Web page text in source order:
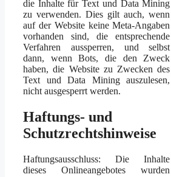
die Inhalte für Text und Data Mining
zu verwenden. Dies gilt auch, wenn
auf der Website keine Meta-Angaben
vorhanden sind, die entsprechende
Verfahren aussperren, und selbst
dann, wenn Bots, die den Zweck
haben, die Website zu Zwecken des
Text und Data Mining auszulesen,
nicht ausgesperrt werden.
Haftungs- und
Schutzrechtshinweise
Haftungsausschluss: Die Inhalte
dieses Onlineangebotes wurden